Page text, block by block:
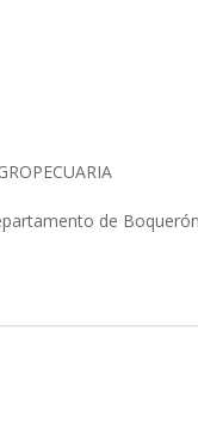
de